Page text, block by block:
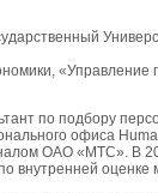
«Управление
по подбору
офиса
ОАО «МТС». В
внутренней